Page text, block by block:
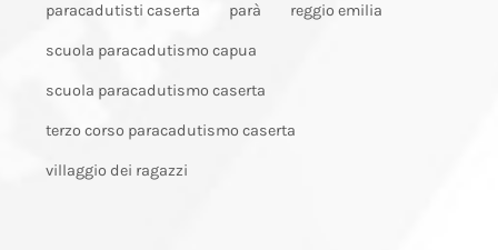
paracadutisti caserta parà reggio emilia
scuola paracadutismo capua
scuola paracadutismo caserta
terzo corso paracadutismo caserta
villaggio dei ragazzi